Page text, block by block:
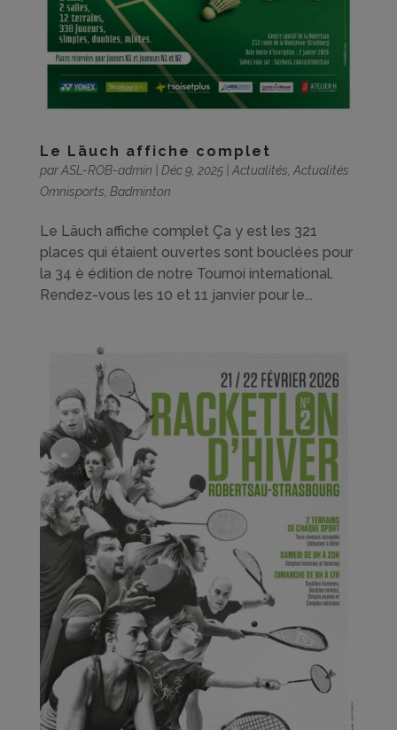
Le Läuch affiche complet
parASL-ROB-admin Déc 9, 2025| Actualités Actualités
Omnisports Badminton
Le Läuch affiche complet Ça y est les 321
places qui étaient ouvertes sont bouclées pour
la 34 è édition de notre Tournoi international.
Rendez-vous les 10 et 11 janvier pour le...